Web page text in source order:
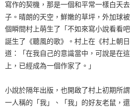
寫作的契機，那是一個和平常一樣白天
子。晴朗的天空，鮮嫩的草坪，外加球
個瞬間村上萌生了「不如來寫小說看看
誕生了《聽風的歌》。村上在《村上朝
道：「在我自己的意識當中，可說是在
上，已經成為一個作家了。」
小說於隔年出版，也開啟了村上初期所
一人稱的「我」、「我」的好友老鼠，